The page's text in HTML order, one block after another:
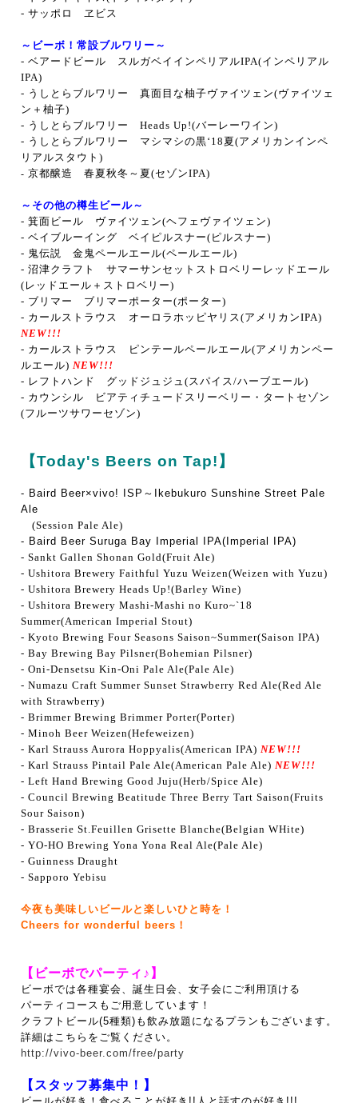
- サッポロ ヱビス
～ビーボ！常設ブルワリー～
- ベアードビール スルガベイインペリアルIPA(インペリアル
IPA)
- うしとらブルワリー 真面目な柚子ヴァイツェン(ヴァイツェ
ン＋柚子)
- うしとらブルワリー Heads Up!(バーレーワイン)
- うしとらブルワリー マシマシの黒‘18夏(アメリカンインペ
リアルスタウト )
- 京都醸造 春夏秋冬～夏(セゾンIPA)
～その他の樽生ビール～
- 箕面ビール ヴァイツェン(ヘフェヴァイツェン)
- ベイブルーイング ベイピルスナー(ピルスナー)
- 鬼伝説 金鬼ペールエール(ペールエール)
- 沼津クラフト サマーサンセットストロベリーレッドエール
(レッドエール＋ストロベリー)
- ブリマー ブリマーポーター(ポーター)
- カールストラウス オーロラホッピヤリス(アメリカンIPA)
NEW!!!
- カールストラウス ピンテールペールエール(アメリカンペー
ルエール) NEW!!!
- レフトハンド グッドジュジュ(スパイス/ハーブエール)
- カウンシル ビアティチュードスリーベリー・タートセゾン
(フルーツサワーセゾン)
【Today's Beers on Tap!】
- Baird Beer×vivo! ISP～Ikebukuro Sunshine Street Pale
Ale
(Session Pale Ale)
- Baird Beer Suruga Bay Imperial IPA(Imperial IPA)
- Sankt Gallen Shonan Gold(Fruit Ale)
- Ushitora Brewery Faithful Yuzu Weizen(Weizen with Yuzu)
- Ushitora Brewery Heads Up!(Barley Wine)
- Ushitora Brewery Mashi-Mashi no Kuro~`18
Summer(American Imperial Stout)
- Kyoto Brewing Four Seasons Saison~Summer(Saison IPA)
- Bay Brewing Bay Pilsner(Bohemian Pilsner)
- Oni-Densetsu Kin-Oni Pale Ale(Pale Ale)
- Numazu Craft Summer Sunset Strawberry Red Ale(Red Ale
with Strawberry)
- Brimmer Brewing Brimmer Porter(Porter)
- Minoh Beer Weizen(Hefeweizen)
- Karl Strauss Aurora Hoppyalis(American IPA) NEW!!!
- Karl Strauss Pintail Pale Ale(American Pale Ale) NEW!!!
- Left Hand Brewing Good Juju(Herb/Spice Ale)
- Council Brewing Beatitude Three Berry Tart Saison(Fruits
Sour Saison)
- Brasserie St.Feuillen Grisette Blanche(Belgian WHite)
- YO-HO Brewing Yona Yona Real Ale(Pale Ale)
- Guinness Draught
- Sapporo Yebisu
今夜も美味しいビールと楽しいひと時を！
Cheers for wonderful beers！
【ビーボでパーティ♪】
ビーボでは各種宴会、誕生日会、女子会にご利用頂ける
パーティコースもご用意しています！
クラフトビール(5種類)も飲み放題になるプランもございます。
詳細はこちらをご覧ください。
http://vivo-beer.com/free/party
【スタッフ募集中！】